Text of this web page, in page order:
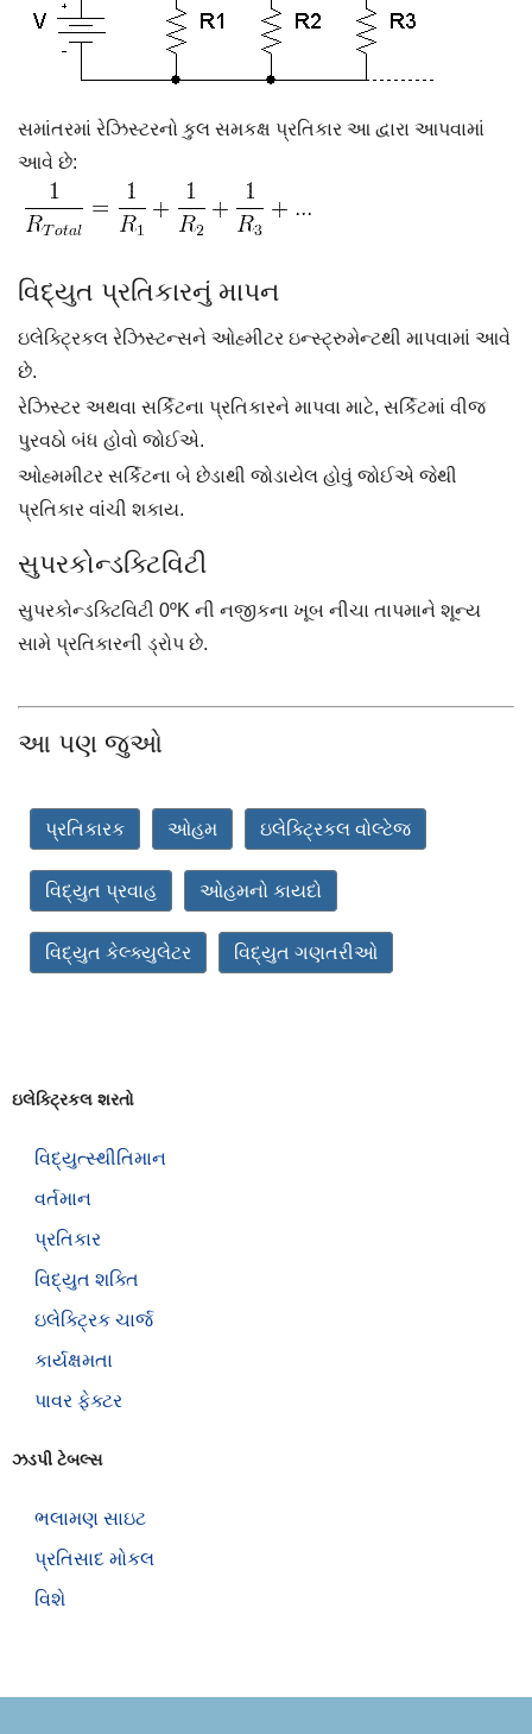
સમાંતરમાં રેઝિસ્ટરનો કુલ સમકક્ષ પ્રતિકાર આ દ્વારા આપવામાં
આવે છે:
વિદ્યુત પ્રતિકારનું માપન
ઇલેક્ટ્રિકલ રેઝિસ્ટન્સને ઓહ્મીટર ઇન્સ્ટ્રુમેન્ટથી માપવામાં આવે
છે.
રેઝિસ્ટર અથવા સર્કિટના પ્રતિકારને માપવા માટે, સર્કિટમાં વીજ
પુરવઠો બંધ હોવો જોઈએ.
ઓહ્મમીટર સર્કિટના બે છેડાથી જોડાયેલ હોવું જોઈએ જેથી
પ્રતિકાર વાંચી શકાય.
સુપરકોન્ડક્ટિવિટી
સુપરકોન્ડક્ટિવિટી 0ºK ની નજીકના ખૂબ નીચા તાપમાને શૂન્ય
સામે પ્રતિકારની ડ્રોપ છે.
આ પણ જુઓ
પ્રતિકારક ઓહમ ઇલેક્ટ્રિકલ વોલ્ટેજ
વિદ્યુત પ્રવાહ ઓહમનો કાયદો
વિદ્યુત કેલ્ક્યુલેટર વિદ્યુત ગણતરીઓ
ઇલેક્ટ્રિકલ શરતો
વિદ્યુત્સ્થીતિમાન
વર્તમાન
પ્રતિકાર
વિદ્યુત શક્તિ
ઇલેક્ટ્રિક ચાર્જ
કાર્યક્ષમતા
પાવર ફેક્ટર
ઝડપી ટેબલ્સ
ભલામણ સાઇટ
પ્રતિસાદ મોકલ
વિશે